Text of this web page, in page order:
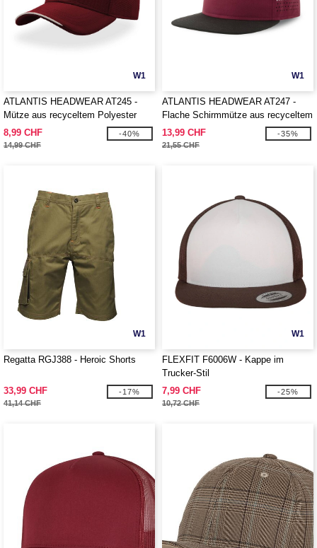
W1
ATLANTIS HEADWEAR AT245 -
Mütze aus recyceltem Polyester
8,99 CHF
14,99 CHF
-40%
W1
ATLANTIS HEADWEAR AT247 -
Flache Schirmmütze aus recyceltem
Polyester
13,99 CHF
21,55 CHF
-35%
W1
Regatta RGJ388 - Heroic Shorts
33,99 CHF
41,14 CHF
-17%
W1
FLEXFIT F6006W - Kappe im
Trucker-Stil
7,99 CHF
10,72 CHF
-25%